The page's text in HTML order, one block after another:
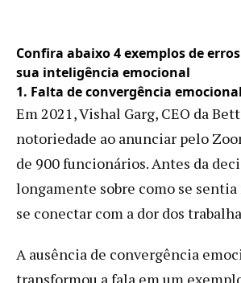
Confira abaixo 4 exemplos de
sua inteligência emocional
1. Falta de convergência emocional
Em 2021, Vishal Garg, CEO da
notoriedade ao anunciar pelo
de 900 funcionários. Antes da
longamente sobre como se sentia
se conectar com a dor dos
A ausência de convergência
transformou a fala em um